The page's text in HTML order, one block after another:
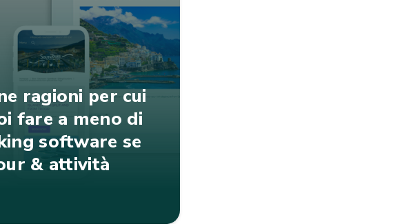
ragioni per cui
fare a meno di
software se
& attività